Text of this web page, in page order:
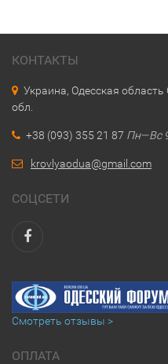
КОНТАКТЫ
Украина, Одесская
обл.
+38 (093) 355 21 87 Пн—Вс
krovlyaodua@gmail.com
СОЦСЕТИ
Смотреть отзывы >
ОПЛАТА